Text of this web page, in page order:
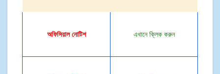
অফিসিয়ালনোটিশ এখানে ক্লিক করুন